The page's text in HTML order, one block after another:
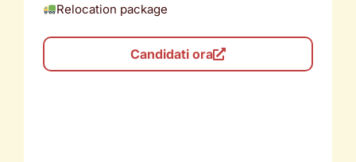
Relocation package
Candidati ora